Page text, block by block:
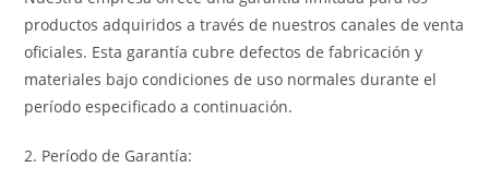
productos adquiridos a través de nuestros canales de venta
oficiales. Esta garantía cubre defectos de fabricación y
materiales bajo condiciones de uso normales durante el
período especificado a continuación.
2. Período de Garantía: